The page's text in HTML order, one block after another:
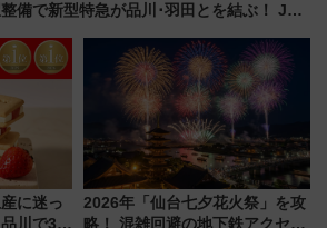
備で新型特急が品川･羽田とを結ぶ！ JR
に迷っ
川で3年
2026年「仙台七夕花火祭」を攻
略！ 混雑回避の地下鉄アクセス